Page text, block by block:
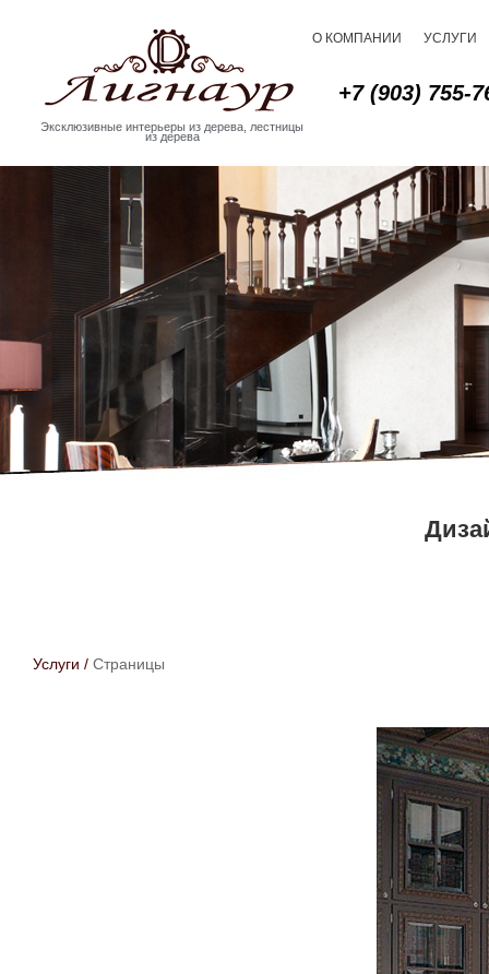
О КОМПАНИИ УСЛУГИ
+7 (903) 755-
Эксклюзивные интерьеры из дерева, лестницы
из дерева
Услуги / Страницы